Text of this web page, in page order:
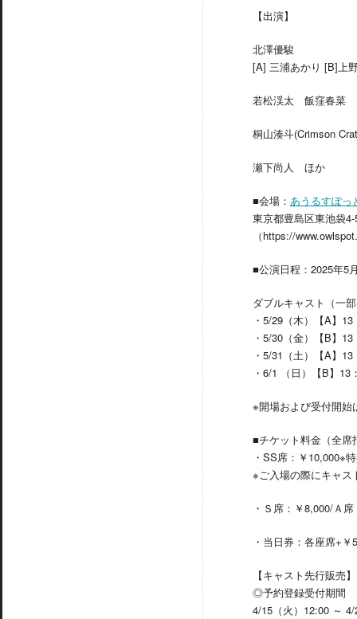
【出演】
北澤優駿
[A] 三浦あかり [B]上
若松渓太 飯窪春菜
桐山湊斗(Crimson
瀬下尚人 ほか
■会場： あうるすぽっ
東京都豊島区東池袋
（https://
■公演日程：2025年5
ダブルキャスト（一
・5/29（木）【A】
・5/30（金）【B】
・5/31（土）【A】
・6/1 （日）【B】13
※開場および受付開始
■チケット料金（全席
・SS席：￥10,000※
※ご入場の際にキャス
・Ｓ席：￥8,000/Ａ
・当日券：各座席+￥
【キャスト先行販売】
◎予約登録受付期間
4/15（火）12:00 ～